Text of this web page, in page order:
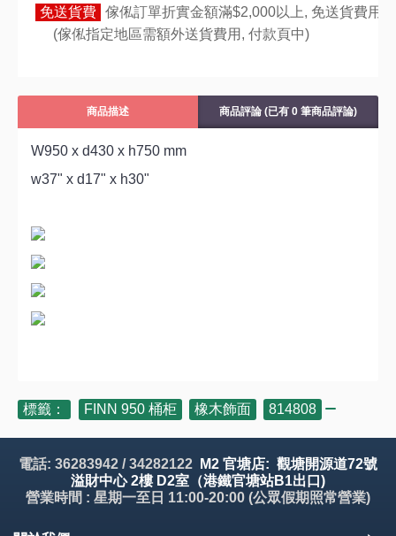
免送貨費 傢俬訂單折實金額滿$2,000以上, 免送貨費用,
(傢俬指定地區需額外送貨費用, 付款頁中)
商品描述 商品評論 (已有 0 筆商品評論)
W950 x d430 x h750 mm
w37" x d17" x h30"
標籤： FINN 950 桶柜 橡木飾面 814808
電話: 36283942 / 34282122
M2 官塘店: 觀塘開源道72號
溢財中心 2樓 D2室（港鐵官塘站B1出口)
營業時間 : 星期一至日 11:00-20:00 (公眾假期照常營業)